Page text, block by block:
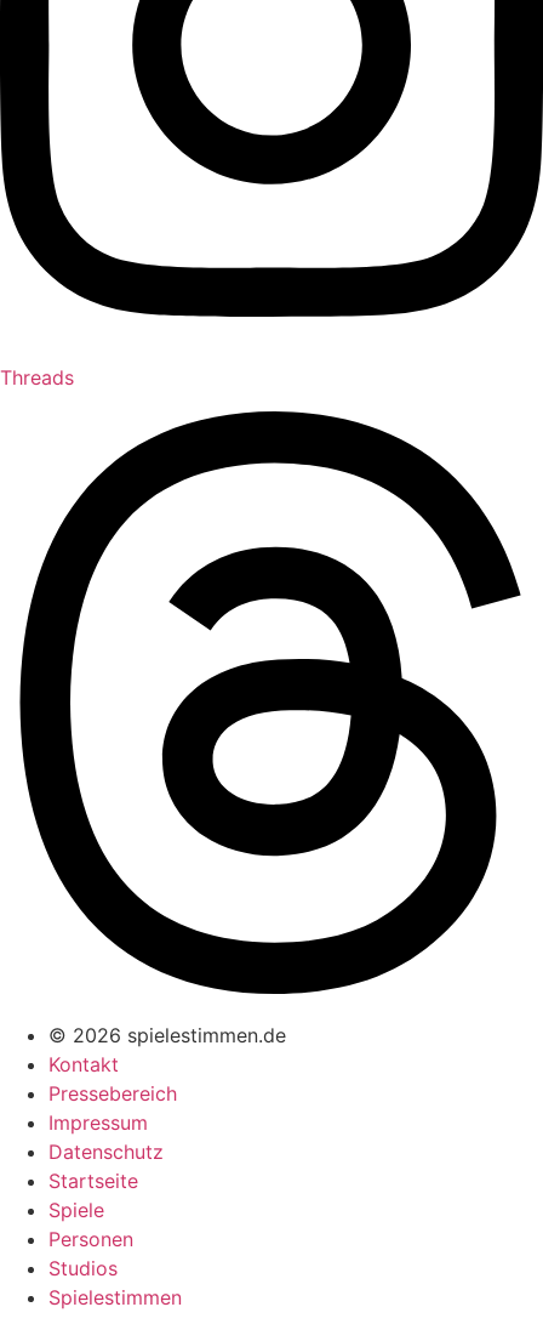
Threads
© 2026 spielestimmen.de
Kontakt
Pressebereich
Impressum
Datenschutz
Startseite
Spiele
Personen
Studios
Spielestimmen